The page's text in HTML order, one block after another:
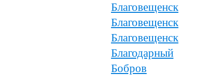
Благовещенск
Благовещенск
Благовещенск
Благодарный
Бобров